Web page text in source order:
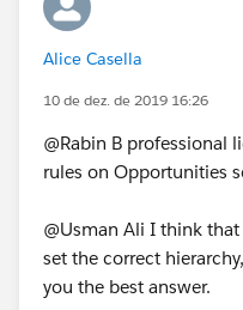
Alice Casella
10 de dez. de 2019 16:26
@Rabin B professional
rules on Opportunities
@Usman Ali I think
set the correct
you the best answer.